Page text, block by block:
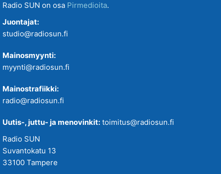
Radio SUN on osa Pirmedioita.
Juontajat:
studio@radiosun.fi
Mainosmyynti:
myynti@radiosun.fi
Mainostrafiikki:
radio@radiosun.fi
Uutis-, juttu- ja menovinkit: toimitus@radiosun.fi
Radio SUN
Suvantokatu 13
33100 Tampere